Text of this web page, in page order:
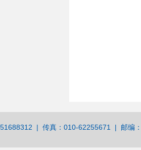
| 传真：010-62255671 | 邮编